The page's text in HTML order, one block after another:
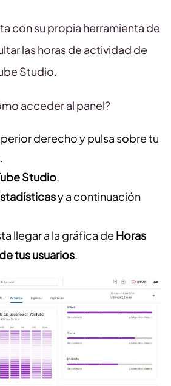
con su propia herramienta de
las horas de actividad de
Studio.
acceder al panel?
derecho y pulsa sobre tu
.
Studio.
y a continuación
llegar a la gráfica de Horas
tus usuarios.